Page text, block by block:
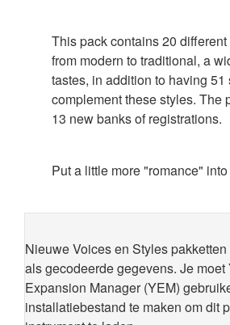
This pack contains 20
from modern to traditional, a
tastes, in addition to having
complement these styles. The
13 new banks of registrations.
Put a little more "romance"
Nieuwe Voices en Styles
als gecodeerde gegevens. Je moet
Expansion Manager (YEM)
installatiebestand te maken om dit